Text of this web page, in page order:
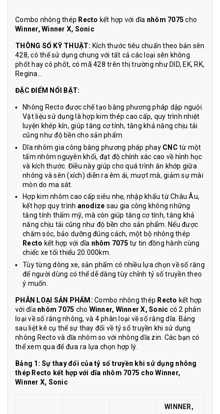
Combo nhông thép Recto kết hợp với dĩa nhôm 7075 cho
Winner, Winner X, Sonic
THÔNG SỐ KỸ THUẬT: Kích thước tiêu chuẩn theo bản sên
428, có thể sử dụng chung với tất cả các loại sên không
phốt hay có phốt, có mã 428 trên thị trường như DID, EK, RK,
Regina…
ĐẶC ĐIỂM NỔI BẬT:
Nhông Recto được chế tạo bằng phương pháp dập nguội.
Vật liệu sử dụng là hợp kim thép cao cấp, quy trình nhiệt
luyện khép kín, giúp tăng cơ tính, tăng khả năng chịu tải
cũng như độ bền cho sản phẩm.
Dĩa nhôm gia công bằng phương pháp phay CNC từ một
tấm nhôm nguyên khối, đạt độ chính xác cao về hình học
và kích thước. Điều này giúp cho quá trình ăn khớp giữa
nhông và sên (xích) diễn ra êm ái, mượt mà, giảm sự mài
mòn do ma sát.
Hợp kim nhôm cao cấp siêu nhẹ, nhập khẩu từ Châu Âu,
kết hợp quy trình anodize sau gia công không những
tăng tính thẩm mỹ, mà còn giúp tăng cơ tính, tăng khả
năng chịu tải cũng như độ bền cho sản phẩm. Nếu được
chăm sóc, bảo dưỡng đúng cách, một bộ nhông thép
Recto kết hợp với dĩa nhôm 7075 tự tin đồng hành cùng
chiếc xe tối thiểu 20.000km.
Tùy từng dòng xe, sản phẩm có nhiều lựa chọn về số răng
để người dùng có thể dễ dàng tùy chỉnh tỷ số truyền theo
ý muốn.
PHÂN LOẠI SẢN PHẨM: Combo nhông thép Recto kết hợp
với dĩa nhôm 7075 cho Winner, Winner X, Sonic có 2 phân
loại về số răng nhông, và 4 phân loại về số răng dĩa. Bảng
sau liệt kê cụ thể sự thay đổi về tỷ số truyền khi sử dụng
nhông Recto và dĩa nhôm so với nhông dĩa zin. Các bạn có
thể xem qua để đưa ra lựa chọn hợp lý.
Bảng 1: Sự thay đổi của tỷ số truyền khi sử dụng nhông
thép Recto kết hợp với dĩa nhôm 7075 cho Winner,
Winner X, Sonic
WINNER,